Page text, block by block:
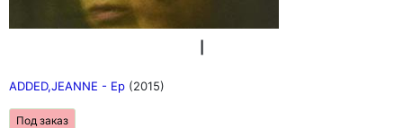
ADDED,JEANNE - Ep (2015)
Под заказ